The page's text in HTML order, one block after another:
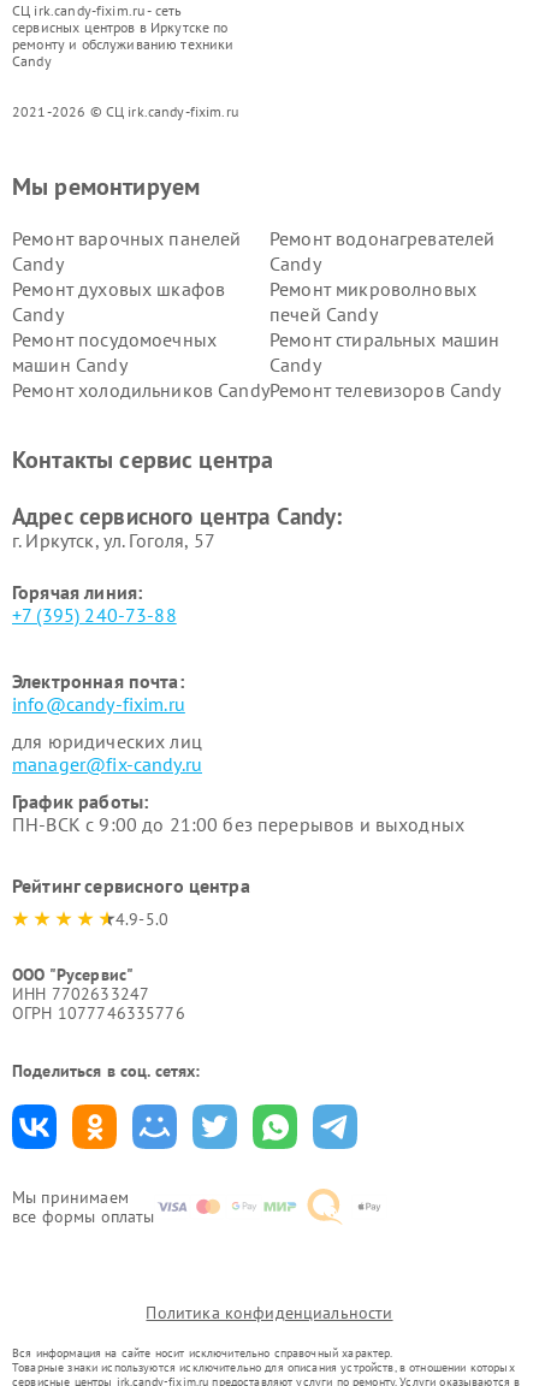
СЦ irk.candy-fixim.ru - сеть
сервисных центров в Иркутске по
ремонту и обслуживанию техники
Candy
2021-2026 © СЦ irk.candy-fixim.ru
Мы принимаем
все формы оплаты
Мы ремонтируем
Ремонт варочных панелей
Candy
Ремонт водонагревателей
Candy
Ремонт духовых шкафов
Candy
Ремонт микроволновых
печей Candy
Ремонт посудомоечных
машин Candy
Ремонт стиральных машин
Candy
Ремонт холодильников CandyРемонт телевизоров Candy
Контакты сервис центра
Адрес сервисного центра Candy:
г. Иркутск, ул. ​Гоголя, 57
Горячая линия:
+7 (395) 240-73-88
Электронная почта:
info@candy-fixim.ru
для юридических лиц
manager@fix-candy.ru
График работы:
ПН-ВСК с 9:00 до 21:00 без перерывов и выходных
Рейтинг сервисного центра
4.9-5.0
ООО "Русервис"
ИНН 7702633247
ОГРН 1077746335776
Поделиться в соц. сетях:
Политика конфиденциальности
Вся информация на сайте носит исключительно справочный характер.
Товарные знаки используются исключительно для описания устройств, в отношении которых
сервисные центры irk.candy-fixim.ru предоставляют услуги по ремонту. Услуги оказываются в